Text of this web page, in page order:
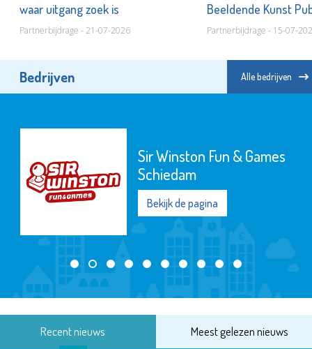
waar uitgang zoek is
Partnerbijdrage - 21-07-2026
Beeldende Kunst
Partnerbijdrage - 15-07-
Bedrijven Alle bedrijven
Sir Winston Fun & Games
Schiedam
Bekijk de pagina
Recent nieuws Meest gelezen nieuws